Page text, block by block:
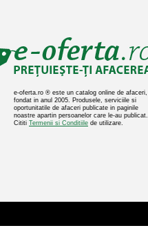
e-oferta.ro ® este un catalog online de afaceri,
fondat in anul 2005. Produsele, serviciile si
oportunitatile de afaceri publicate in paginile
noastre apartin persoanelor care le-au publicat.
Cititi Termenii si Conditiile de utilizare.